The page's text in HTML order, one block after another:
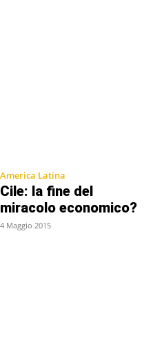
America Latina
Cile: la fine del
miracolo economico?
4 Maggio 2015